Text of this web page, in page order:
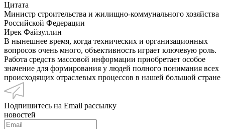
Цитата
Министр строительства и жилищно-коммунального хозяйства
Российской Федерации
Ирек Файзуллин
В нынешнее время, когда технических и организационных
вопросов очень много, объективность играет ключевую роль.
Работа средств массовой информации приобретает особое
значение для формирования у людей полного понимания всех
происходящих отраслевых процессов в нашей большой стране
Подпишитесь на Email рассылку
новостей